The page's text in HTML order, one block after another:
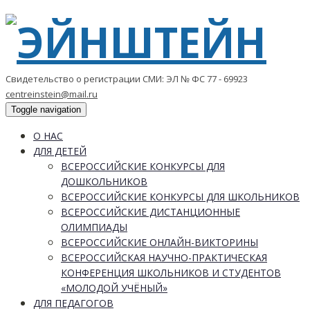
Свидетельство о регистрации СМИ: ЭЛ № ФС 77 - 69923
centreinstein@mail.ru
Toggle navigation
О НАС
ДЛЯ ДЕТЕЙ
ВСЕРОССИЙСКИЕ КОНКУРСЫ ДЛЯ
ДОШКОЛЬНИКОВ
ВСЕРОССИЙСКИЕ КОНКУРСЫ ДЛЯ ШКОЛЬНИКОВ
ВСЕРОССИЙСКИЕ ДИСТАНЦИОННЫЕ
ОЛИМПИАДЫ
ВСЕРОССИЙСКИЕ ОНЛАЙН-ВИКТОРИНЫ
ВСЕРОССИЙСКАЯ НАУЧНО-ПРАКТИЧЕСКАЯ
КОНФЕРЕНЦИЯ ШКОЛЬНИКОВ И СТУДЕНТОВ
«МОЛОДОЙ УЧЁНЫЙ»
ДЛЯ ПЕДАГОГОВ